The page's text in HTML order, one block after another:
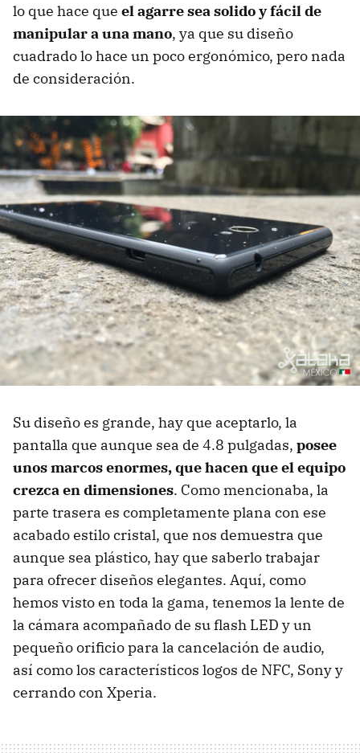
lo que hace que el agarre sea solido y fácil de
manipular a una mano, ya que su diseño
cuadrado lo hace un poco ergonómico, pero nada
de consideración.
Su diseño es grande, hay que aceptarlo, la
pantalla que aunque sea de 4.8 pulgadas, posee
unos marcos enormes, que hacen que el equipo
crezca en dimensiones. Como mencionaba, la
parte trasera es completamente plana con ese
acabado estilo cristal, que nos demuestra que
aunque sea plástico, hay que saberlo trabajar
para ofrecer diseños elegantes. Aquí, como
hemos visto en toda la gama, tenemos la lente de
la cámara acompañado de su flash LED y un
pequeño orificio para la cancelación de audio,
así como los característicos logos de NFC, Sony y
cerrando con Xperia.